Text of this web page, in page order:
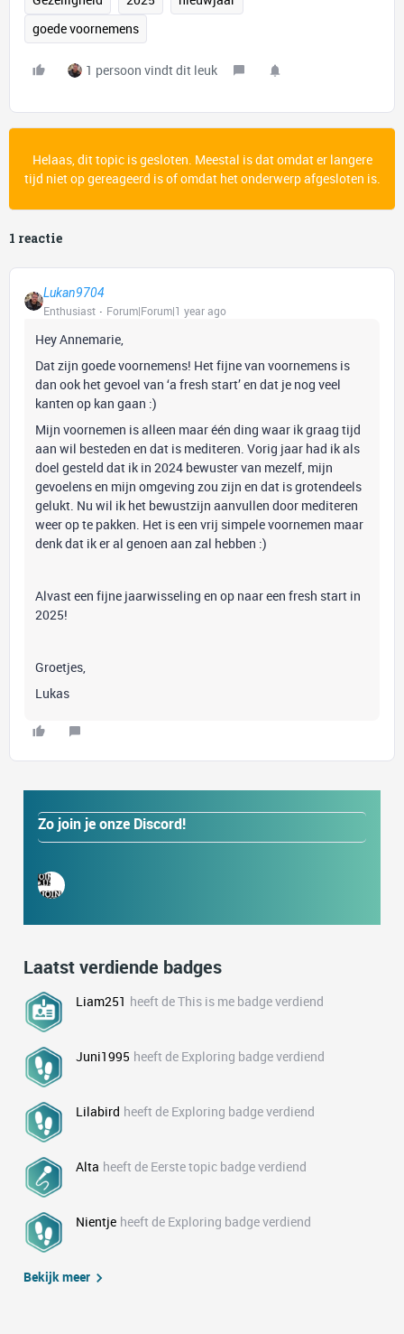
goede voornemens
1 persoon vindt dit leuk
Helaas, dit topic is gesloten. Meestal is dat omdat er langere
tijd niet op gereageerd is of omdat het onderwerp afgesloten is.
1 reactie
Lukan9704
Enthusiast
Forum|Forum|1 year ago
Hey Annemarie,
Dat zijn goede voornemens! Het fijne van voornemens is
dan ook het gevoel van ‘a fresh start’ en dat je nog veel
kanten op kan gaan :)
Mijn voornemen is alleen maar één ding waar ik graag tijd
aan wil besteden en dat is mediteren. Vorig jaar had ik als
doel gesteld dat ik in 2024 bewuster van mezelf, mijn
gevoelens en mijn omgeving zou zijn en dat is grotendeels
gelukt. Nu wil ik het bewustzijn aanvullen door mediteren
weer op te pakken. Het is een vrij simpele voornemen maar
denk dat ik er al genoen aan zal hebben :)
Alvast een fijne jaarwisseling en op naar een fresh start in
2025!
Groetjes,
Lukas
Zo join je onze Discord!
Laatst verdiende badges
Liam251 heeft de This is me badge verdiend
Juni1995 heeft de Exploring badge verdiend
Lilabird heeft de Exploring badge verdiend
Alta heeft de Eerste topic badge verdiend
Nientje heeft de Exploring badge verdiend
Bekijk meer